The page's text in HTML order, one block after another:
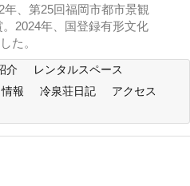
、第25回福岡市都市景観
2024年、国登録有形文化
た。
介
レンタルスペース
報 冷泉荘日記
アクセス